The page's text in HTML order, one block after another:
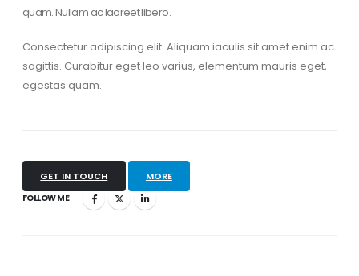
quam. Nullam ac laoreet libero.
Consectetur adipiscing elit. Aliquam iaculis sit amet enim ac
sagittis. Curabitur eget leo varius, elementum mauris eget,
egestas quam.
GET IN TOUCH MORE
FOLLOW ME